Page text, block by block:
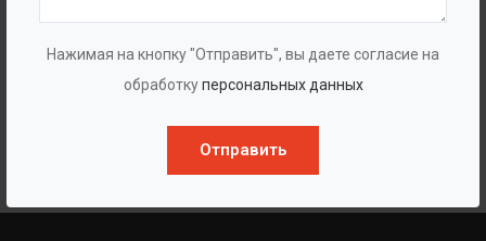
Нажимая на кнопку "Отправить", вы даете согласие на
обработкуперсональных данных
Отправить
Колодец гаситель